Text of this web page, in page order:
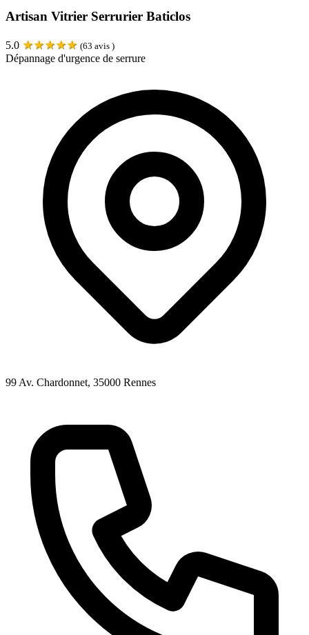
Artisan Vitrier Serrurier Baticlos
5.0 ★★★★★ (63 avis )
Dépannage d'urgence de serrure
99 Av. Chardonnet, 35000 Rennes